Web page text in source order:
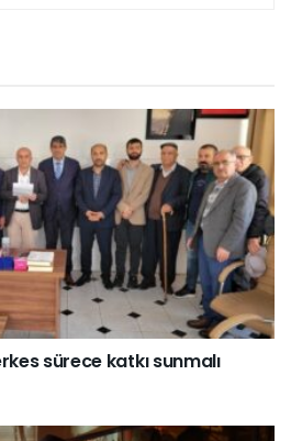
sürece katkı sunmalı